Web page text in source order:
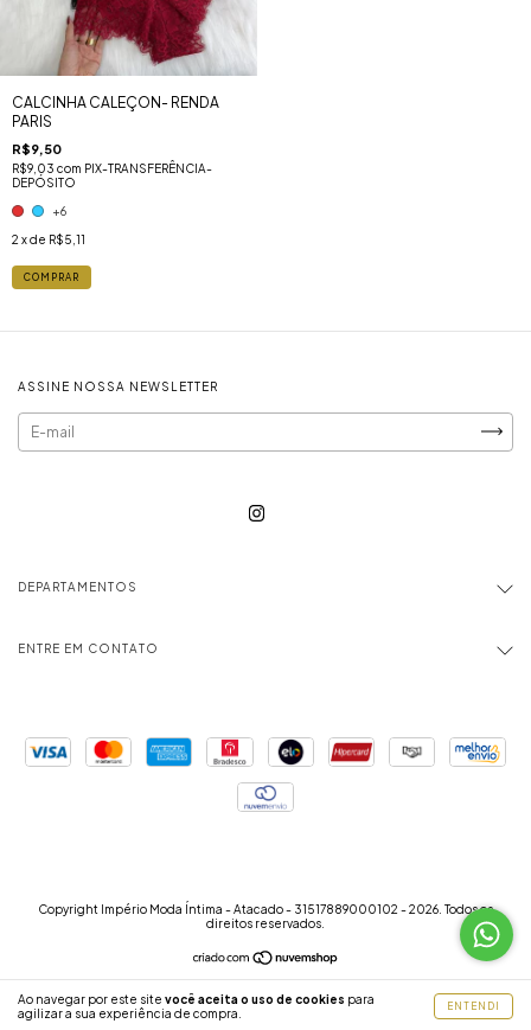
Ao navegar por este site você aceita o uso de cookies para
agilizar a sua experiência de compra.
ENTENDI
CALCINHA CALEÇON- RENDA
PARIS
R$9,50
R$9,03 com PIX-TRANSFERÊNCIA-
DEPÓSITO
+6
2 x de R$5,11
COMPRAR
ASSINE NOSSA NEWSLETTER
DEPARTAMENTOS
ENTRE EM CONTATO
Copyright Império Moda Íntima - Atacado - 31517889000102 - 2026. Todos os
direitos reservados.